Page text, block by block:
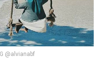
@alvianabf